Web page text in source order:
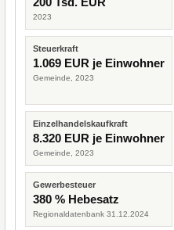
2023
Steuerkraft
1.069 EUR je Einwohner
Gemeinde, 2023
Einzelhandelskaufkraft
8.320 EUR je Einwohner
Gemeinde, 2023
Gewerbesteuer
380 % Hebesatz
Regionaldatenbank 31.12.2024